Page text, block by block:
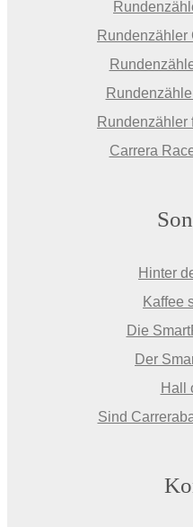
Rundenzähler
Rundenzähler
Carrera
Hinter
Kaffee
Die
Der
Hall
Sind